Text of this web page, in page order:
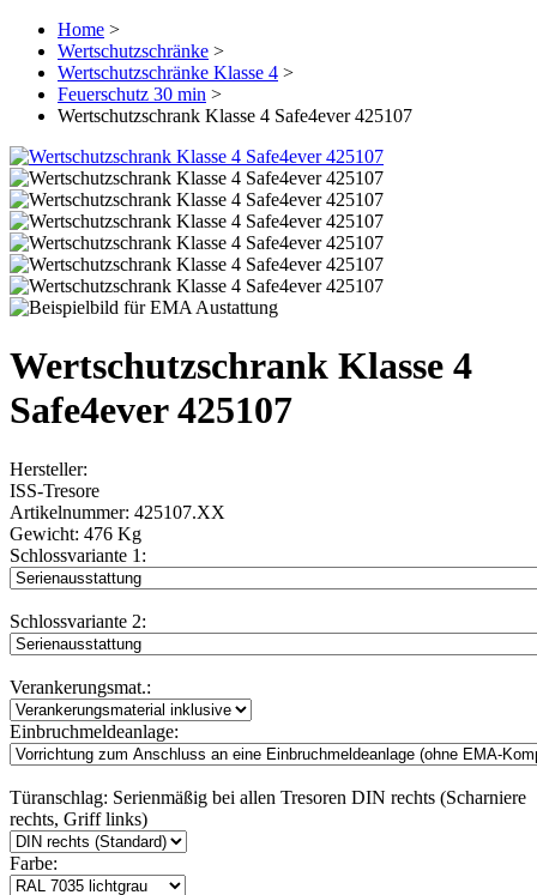
Home >
Wertschutzschränke >
Wertschutzschränke Klasse 4 >
Feuerschutz 30 min >
Wertschutzschrank Klasse 4 Safe4ever 425107
Wertschutzschrank Klasse 4
Safe4ever 425107
Hersteller:
ISS-Tresore
Artikelnummer: 425107.XX
Gewicht: 476 Kg
Schlossvariante 1:
Schlossvariante 2:
Verankerungsmat.:
Einbruchmeldeanlage:
Türanschlag: Serienmäßig bei allen Tresoren DIN rechts (Scharniere
rechts, Griff links)
Farbe: